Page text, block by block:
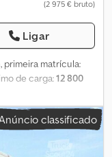
(2 975 € bruto)
Ligar
, primeira matrícula:
de carga:12 800
espaço de carga:
mm, altura do
trilhos de
classificado